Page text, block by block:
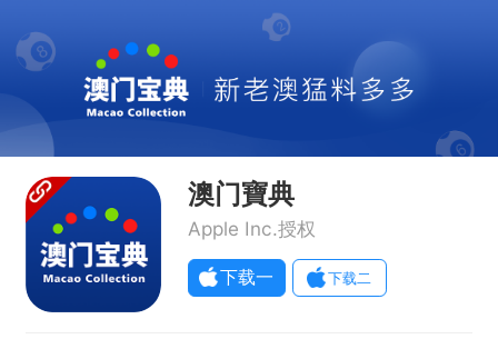
澳门寶典
Apple Inc.授权
下载一 下载二